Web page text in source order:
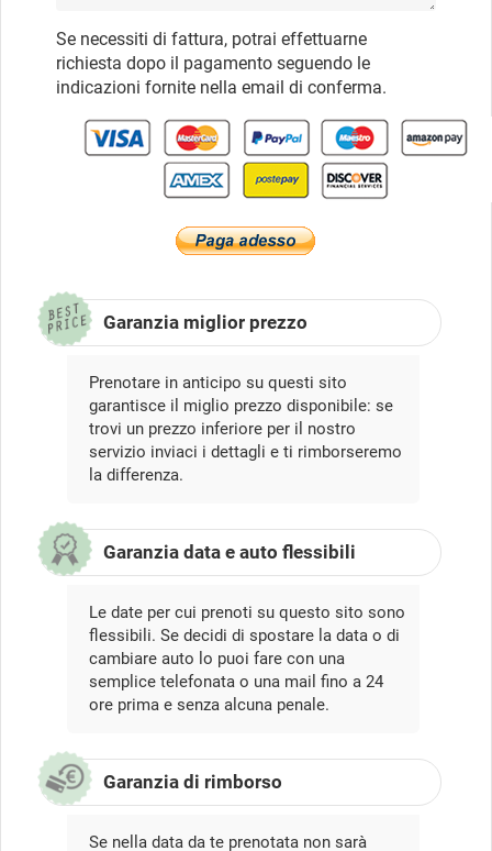
Se necessiti di fattura, potrai effettuarne
richiesta dopo il pagamento seguendo le
indicazioni fornite nella email di conferma.
Garanzia miglior prezzo
Prenotare in anticipo su questi sito
garantisce il miglio prezzo disponibile: se
trovi un prezzo inferiore per il nostro
servizio inviaci i dettagli e ti rimborseremo
la differenza.
Garanzia data e auto flessibili
Le date per cui prenoti su questo sito sono
flessibili. Se decidi di spostare la data o di
cambiare auto lo puoi fare con una
semplice telefonata o una mail fino a 24
ore prima e senza alcuna penale.
Garanzia di rimborso
Se nella data da te prenotata non sarà